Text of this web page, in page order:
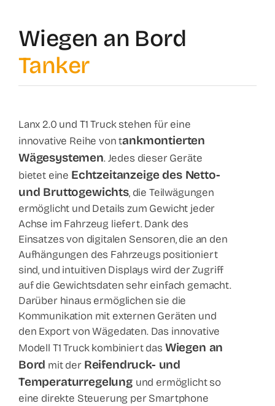
Wiegen an Bord
Tanker
Lanx 2.0 und T1 Truck stehen für eine
innovative Reihe von tankmontierten
Wägesystemen. Jedes dieser Geräte
bietet eine Echtzeitanzeige des Netto-
und Bruttogewichts, die Teilwägungen
ermöglicht und Details zum Gewicht jeder
Achse im Fahrzeug liefert. Dank des
Einsatzes von digitalen Sensoren, die an den
Aufhängungen des Fahrzeugs positioniert
sind, und intuitiven Displays wird der Zugriff
auf die Gewichtsdaten sehr einfach gemacht.
Darüber hinaus ermöglichen sie die
Kommunikation mit externen Geräten und
den Export von Wägedaten. Das innovative
Modell T1 Truck kombiniert das Wiegen an
Bord mit der Reifendruck- und
Temperaturregelung und ermöglicht so
eine direkte Steuerung per Smartphone